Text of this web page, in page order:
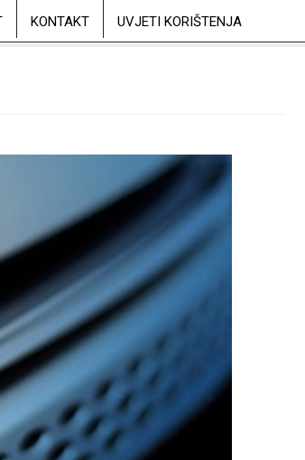
KONTAKT UVJETI KORIŠTENJA